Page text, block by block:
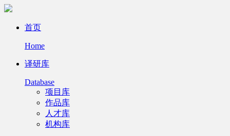
首页
Home
译研库
Database
项目库
作品库
人才库
机构库